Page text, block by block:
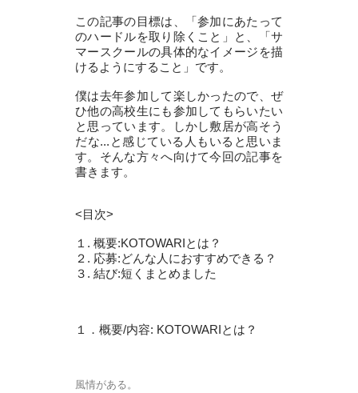
この記事の目標は、「参加にあたって
のハードルを取り除くこと」と、「サ
マースクールの具体的なイメージを描
けるようにすること」です。
僕は去年参加して楽しかったので、ぜ
ひ他の高校生にも参加してもらいたい
と思っています。しかし敷居が高そう
だな...と感じている人もいると思いま
す。そんな方々へ向けて今回の記事を
書きます。
<目次>
１. 概要:KOTOWARIとは？
２. 応募:どんな人におすすめできる？
３. 結び:短くまとめました
１．概要/内容: KOTOWARIとは？
風情がある。